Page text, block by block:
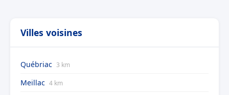
Villes voisines
Québriac 3 km
Meillac 4 km